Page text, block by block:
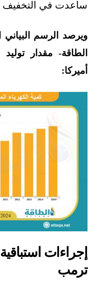
ساعدت في التخفيف
ويرصد الرسم البياني
الطاقة- مقدار
أميركا:
إجراءات
ترمب